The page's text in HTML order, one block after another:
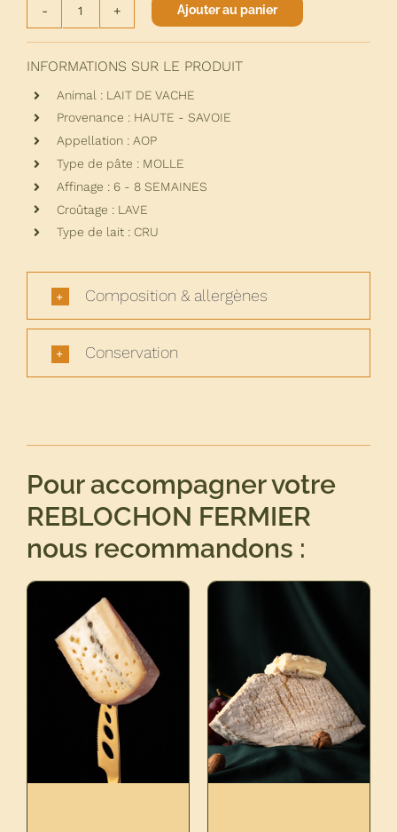
quantité
de
REBLOCHON
FERMIER
Ajouter au panier
INFORMATIONS SUR LE PRODUIT
Animal : LAIT DE VACHE
Provenance : HAUTE - SAVOIE
Appellation : AOP
Type de pâte : MOLLE
Affinage : 6 - 8 SEMAINES
Croûtage : LAVE
Type de lait : CRU
Composition & allergènes
Conservation
Pour accompagner votre
REBLOCHON FERMIER
nous recommandons :